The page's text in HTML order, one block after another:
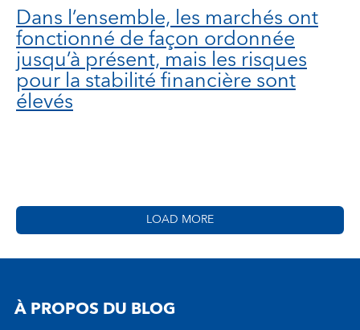
Dans l’ensemble, les marchés ont
fonctionné de façon ordonnée
jusqu’à présent, mais les risques
pour la stabilité financière sont
élevés
LOAD MORE
À PROPOS DU BLOG